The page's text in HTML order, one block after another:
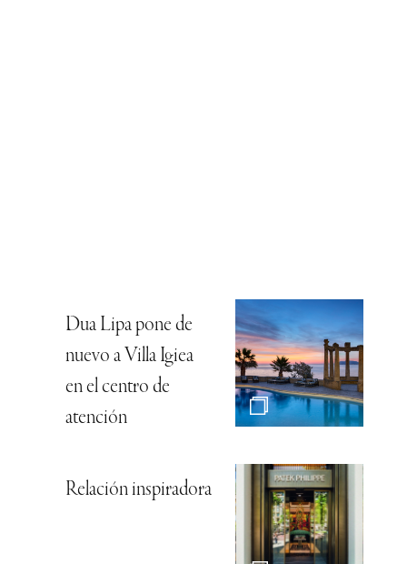
Dua Lipa pone de
nuevo a Villa Igiea
en el centro de
atención
Relación inspiradora